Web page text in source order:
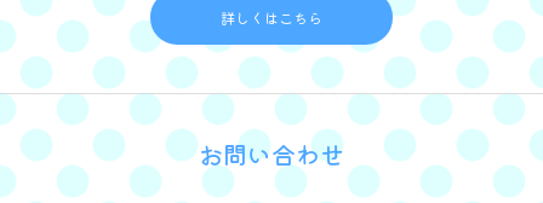
詳しくはこちら
お問い合わせ